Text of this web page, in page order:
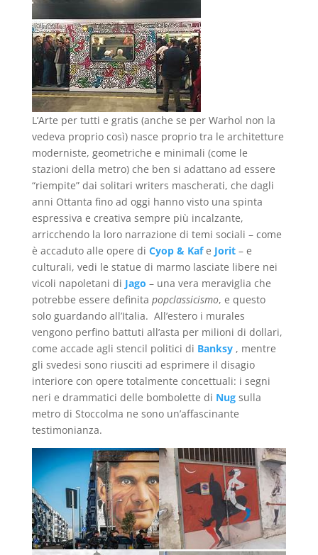
L’Arte per tutti e gratis (anche se per Warhol non la
vedeva proprio così) nasce proprio tra le architetture
moderniste, geometriche e minimali (come le
stazioni della metro) che ben si adattano ad essere
“riempite” dai solitari writers mascherati, che dagli
anni Ottanta fino ad oggi hanno visto una spinta
espressiva e creativa sempre più incalzante,
arricchendo la loro narrazione di temi sociali – come
è accaduto alle opere di Cyop & Kafe Jorit– e
culturali, vedi le statue di marmo lasciate libere nei
vicoli napoletani di Jago – una vera meraviglia che
potrebbe essere definita popclassicismo, e questo
solo guardando all’Italia. All’estero i murales
vengono perfino battuti all’asta per milioni di dollari,
come accade agli stencil politici di Banksy, mentre
gli svedesi sono riusciti ad esprimere il disagio
interiore con opere totalmente concettuali: i segni
neri e drammatici delle bombolette di Nugsulla
metro di Stoccolma ne sono un’affascinante
testimonianza.